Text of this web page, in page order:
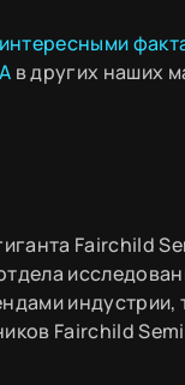
в других наших
Fairchild
индустрии,
Fairchild